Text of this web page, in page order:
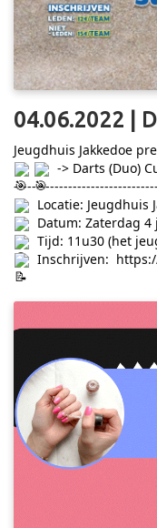
04.06.2022 |
Jeugdhuis Jakkedoe
-> Darts (Duo)
Locatie: Jeugdhuis
Datum: Zaterdag 4
Tijd: 11u30 (het
Inschrijven: